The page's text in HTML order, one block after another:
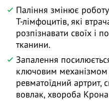
Паління змінює
Т-лімфоцитів, які
розпізнавати своїх і
тканини.
Запалення
ключовим механізмом
ревматоїдний артрит,
вовлак, хвороба